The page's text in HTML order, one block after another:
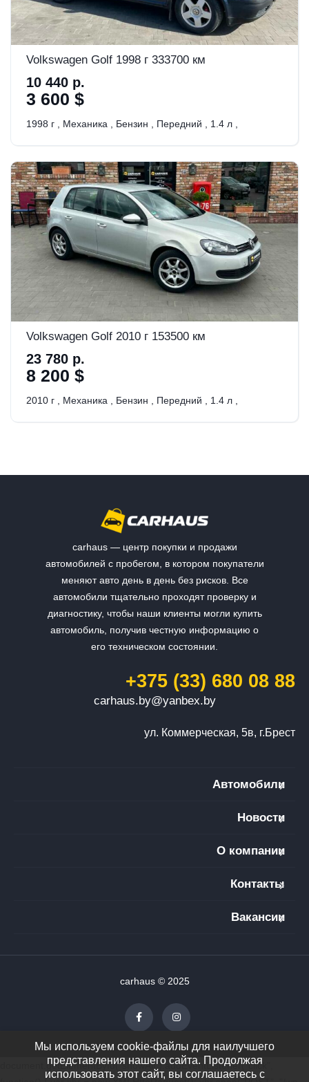
Volkswagen Golf 1998 г 333700 км
10 440 р.
3 600 $
1998 г Механика Бензин Передний 1.4 л
Volkswagen Golf 2010 г 153500 км
23 780 р.
8 200 $
2010 г Механика Бензин Передний 1.4 л
carhaus — центр покупки и продажи
автомобилей с пробегом, в котором покупатели
меняют авто день в день без рисков. Все
автомобили тщательно проходят проверку и
диагностику, чтобы наши клиенты могли купить
автомобиль, получив честную информацию о
его техническом состоянии.
+375 (33) 680 08 88
carhaus.by@yanbex.by
ул. Коммерческая, 5в, г.Брест
Автомобили
Новости
О компании
Контакты
Вакансии
carhaus © 2025
Мы используем cookie-файлы для наилучшего
представления нашего сайта. Продолжая
использовать этот сайт, вы соглашаетесь с
document.getElementById("showAll").addEventListener("click",